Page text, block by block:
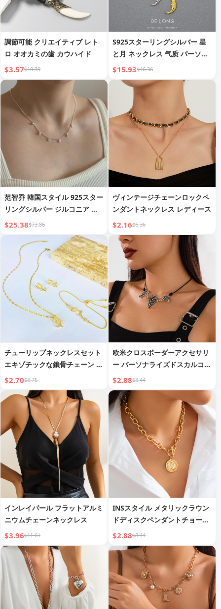
調節可能 クリエイティブ レト
ロ オオカミの歯 カウハイド
$3.57$10.39
S925スターリングシルバー 星
と月 ネックレス 气质 パーソナ
リティ 女性用 18Kゴールド ク
ラビクルチェーン Ins 韓国 トレ
ンド シルバー ジュエリー
$15.93$46.36
范智乔 韓国スタイル 925スター
リングシルバー ジルコニア フ
ルダイヤモンドネックレス シン
プル 小紅書 INS クールスタイ
ル ネックレス
$25.38$73.86
ヴィンテージチェーンロックペ
ンダントネックレス レディース
$2.16$6.36
チューリップネックレスセット
エキゾチックな鎖骨チェーン レ
ディースブレスレットイヤリン
グ
$2.70$8.75
欧米クロスボーダーアクセサリ
ー パーソナライズドスカルコフ
ィンレザーワックスコードネッ
クレス ヒップホップ不規則合金
鎖骨チェーン
$2.88$8.44
インレイパール フラットアルミ
ニウムチェーンネックレス
$3.96$11.61
INSスタイル メタリックラウン
ドディスクペンダントチョーカ
ー
$2.88$8.44